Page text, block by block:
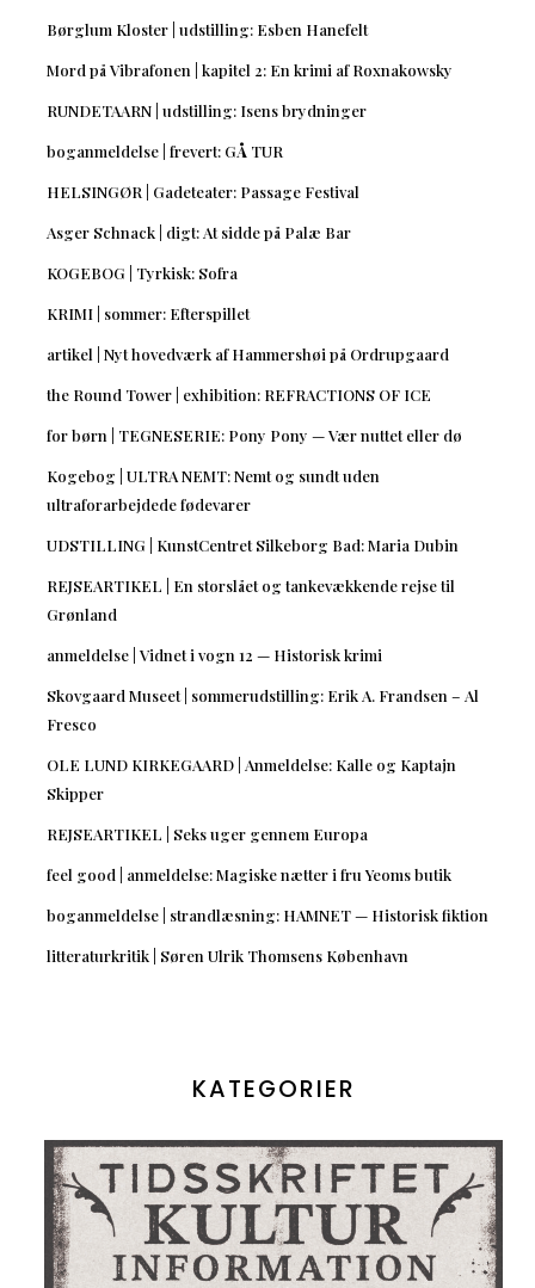
Børglum Kloster | udstilling: Esben Hanefelt
Mord på Vibrafonen | kapitel 2: En krimi af Roxnakowsky
RUNDETAARN | udstilling: Isens brydninger
boganmeldelse | frevert: GÅ TUR
HELSINGØR | Gadeteater: Passage Festival
Asger Schnack | digt: At sidde på Palæ Bar
KOGEBOG | Tyrkisk: Sofra
KRIMI | sommer: Efterspillet
artikel | Nyt hovedværk af Hammershøi på Ordrupgaard
the Round Tower | exhibition: REFRACTIONS OF ICE
for børn | TEGNESERIE: Pony Pony — Vær nuttet eller dø
Kogebog | ULTRA NEMT: Nemt og sundt uden
ultraforarbejdede fødevarer
UDSTILLING | KunstCentret Silkeborg Bad: Maria Dubin
REJSEARTIKEL | En storslået og tankevækkende rejse til
Grønland
anmeldelse | Vidnet i vogn 12 — Historisk krimi
Skovgaard Museet | sommerudstilling: Erik A. Frandsen – Al
Fresco
OLE LUND KIRKEGAARD | Anmeldelse: Kalle og Kaptajn
Skipper
REJSEARTIKEL | Seks uger gennem Europa
feel good | anmeldelse: Magiske nætter i fru Yeoms butik
boganmeldelse | strandlæsning: HAMNET — Historisk fiktion
litteraturkritik | Søren Ulrik Thomsens København
KATEGORIER